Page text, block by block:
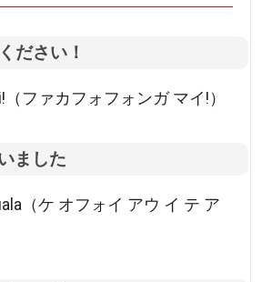
ださい！
ファカフォフォンガ マイ!）
ました
（ケ オフォイ アウ イ テ ア